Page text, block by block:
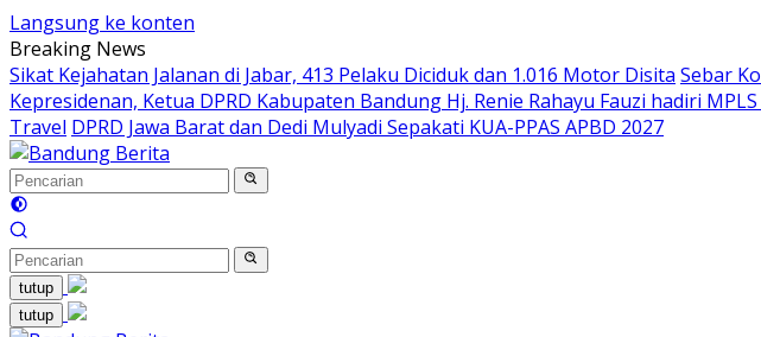
Langsung ke konten
Breaking News
Sikat Kejahatan Jalanan di Jabar, 413 Pelaku Diciduk dan 1.016 Motor Disita Sebar
Kepresidenan, Ketua DPRD Kabupaten Bandung Hj. Renie Rahayu Fauzi hadiri
Travel DPRD Jawa Barat dan Dedi Mulyadi Sepakati KUA-PPAS APBD 2027
tutup
tutup